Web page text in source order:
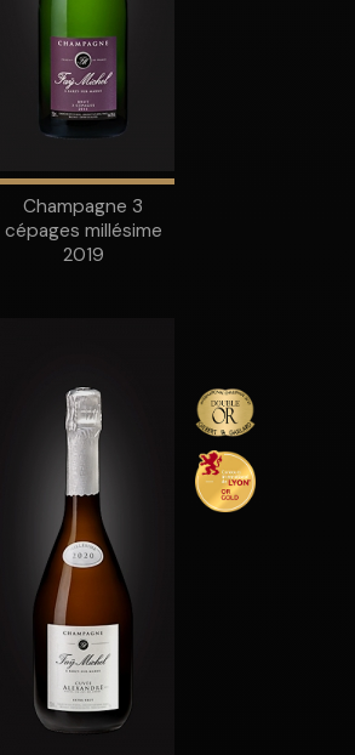
Champagne 3
cépages millésime
2019